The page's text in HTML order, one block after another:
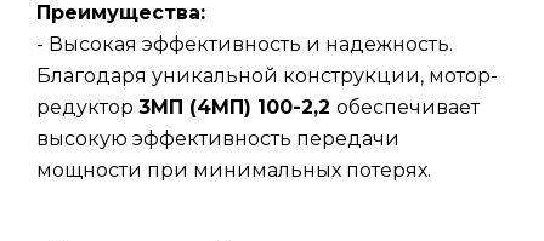
Преимущества:
- Высокая эффективность и надежность.
Благодаря уникальной конструкции, мотор-
редуктор 3МП (4МП) 100-2,2 обеспечивает
высокую эффективность передачи
мощности при минимальных потерях.